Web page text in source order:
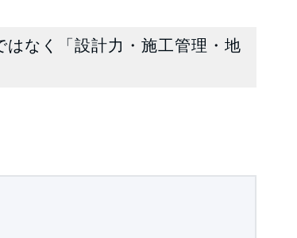
なく「設計力・施工管理・地